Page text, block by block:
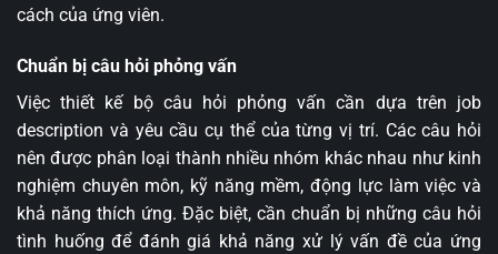
cách của ứng viên.
Chuẩn bị câu hỏi phỏng vấn
Việc thiết kế bộ câu hỏi phỏng vấn cần dựa trên job
description và yêu cầu cụ thể của từng vị trí. Các câu hỏi
nên được phân loại thành nhiều nhóm khác nhau như kinh
nghiệm chuyên môn, kỹ năng mềm, động lực làm việc và
khả năng thích ứng. Đặc biệt, cần chuẩn bị những câu hỏi
tình huống để đánh giá khả năng xử lý vấn đề của ứng